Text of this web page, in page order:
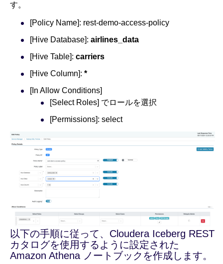
す。
[Policy Name]: rest-demo-access-policy
[Hive Database]: airlines_data
[Hive Table]: carriers
[Hive Column]: *
[In Allow Conditions]
[Select Roles] でロールを選択
[Permissions]: select
以下の手順に従って、Cloudera Iceberg REST
カタログを使用するように設定された
Amazon Athena ノートブックを作成します。